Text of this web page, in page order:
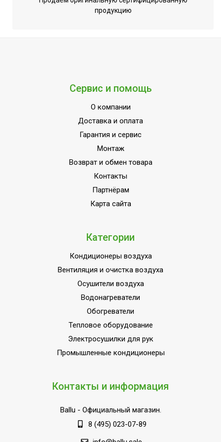
технология;Класс
пылевлагозащищенности
A++;Память заданных
параметров
работы;Подсветка
дисплея;Режим
SLEEP;Режим
автоочистки;Режим
самодиагностики
интенсивного
охлаждения
79.2
Установка реального
Да
Деодорирующий фильтр
Нет
Эффективен для помещ.
Моющийся воздушный
Да
Регулировка
Да
продукцию
Сервис и помощь
О компании
Доставка и оплата
Гарантия и сервис
Монтаж
Возврат и обмен товара
Контакты
Партнёрам
Карта сайта
Категории
Кондиционеры воздуха
Вентиляция и очистка воздуха
Осушители воздуха
Водонагреватели
Обогреватели
Тепловое оборудование
Электросушилки для рук
Промышленные кондиционеры
Контакты и информация
Ballu - Официальный магазин.
8 (495) 023-07-89